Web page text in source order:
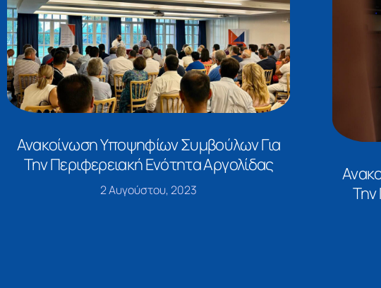
Ανακοίνωση Υποψηφίων Συμβούλων Για
Την Περιφερειακή Ενότητα Αργολίδας
2 Αυγούστου, 2023
Την